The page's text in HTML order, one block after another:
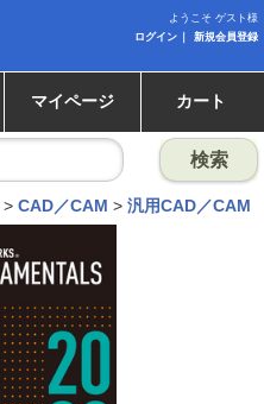
ようこそ ゲスト様
ログイン
新規会員登録
マイページ カート
検索
> CAD／CAM > 汎用CAD／CAM